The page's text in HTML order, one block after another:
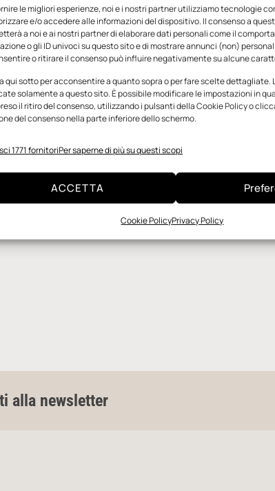
le migliori esperienze, noi e i nostri partner utilizziamo tecnologie
e/o accedere alle informazioni del dispositivo. Il consenso a
a noi e ai nostri partner di elaborare dati personali come il
o gli ID univoci su questo sito e di mostrare annunci (non)
o ritirare il consenso può influire negativamente su alcune
qui sotto per acconsentire a quanto sopra o per fare scelte dettagliate.
solamente a questo sito. È possibile modificare le impostazioni in
il ritiro del consenso, utilizzando i pulsanti della Cookie Policy o
del consenso nella parte inferiore dello schermo.
1771 fornitoriPer saperne di più su questi scopi
ACCETTA
Cookie PolicyPrivacy Policy
alla newsletter